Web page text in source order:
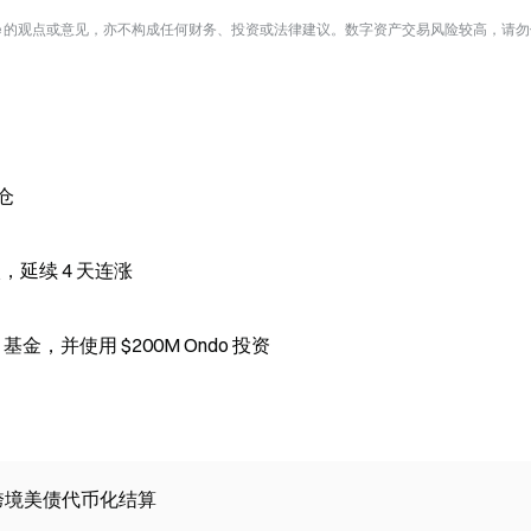
观点或意见，亦不构成任何财务、投资或法律建议。数字资产交易风险较高，请
延续 4 天连涨
金，并使用 $200M Ondo 投资
美债代币化结算